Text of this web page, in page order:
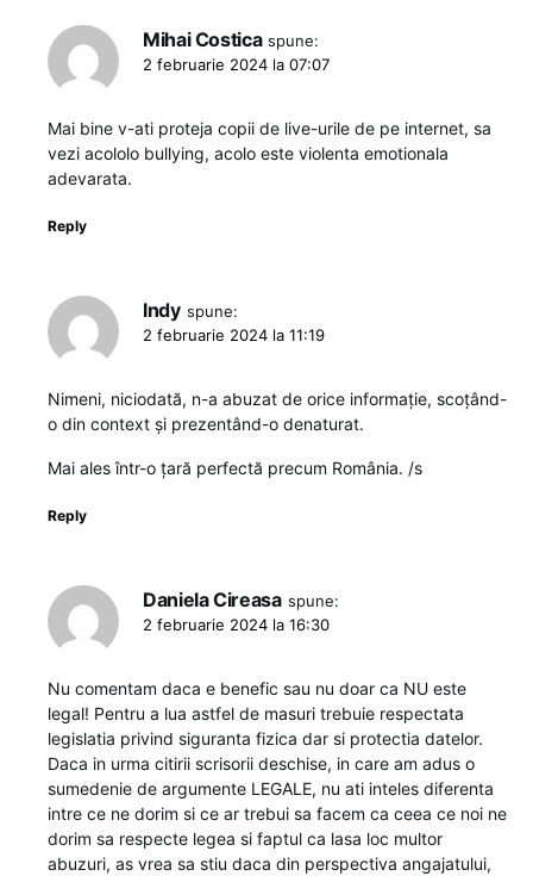
Mihai Costica spune:
2 februarie 2024 la 07:07
Mai bine v-ati proteja copii de live-urile de pe internet, sa
vezi acololo bullying, acolo este violenta emotionala
adevarata.
Reply
Indy spune:
2 februarie 2024 la 11:19
Nimeni, niciodată, n-a abuzat de orice informație, scoțând-
o din context și prezentând-o denaturat.
Mai ales într-o țară perfectă precum România. /s
Reply
Daniela Cireasa spune:
2 februarie 2024 la 16:30
Nu comentam daca e benefic sau nu doar ca NU este
legal! Pentru a lua astfel de masuri trebuie respectata
legislatia privind siguranta fizica dar si protectia datelor.
Daca in urma citirii scrisorii deschise, in care am adus o
sumedenie de argumente LEGALE, nu ati inteles diferenta
intre ce ne dorim si ce ar trebui sa facem ca ceea ce noi ne
dorim sa respecte legea si faptul ca lasa loc multor
abuzuri, as vrea sa stiu daca din perspectiva angajatului,